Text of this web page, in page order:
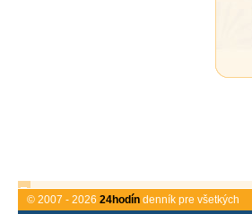
© 2007 - 2026 24hodín denník pre všetkých